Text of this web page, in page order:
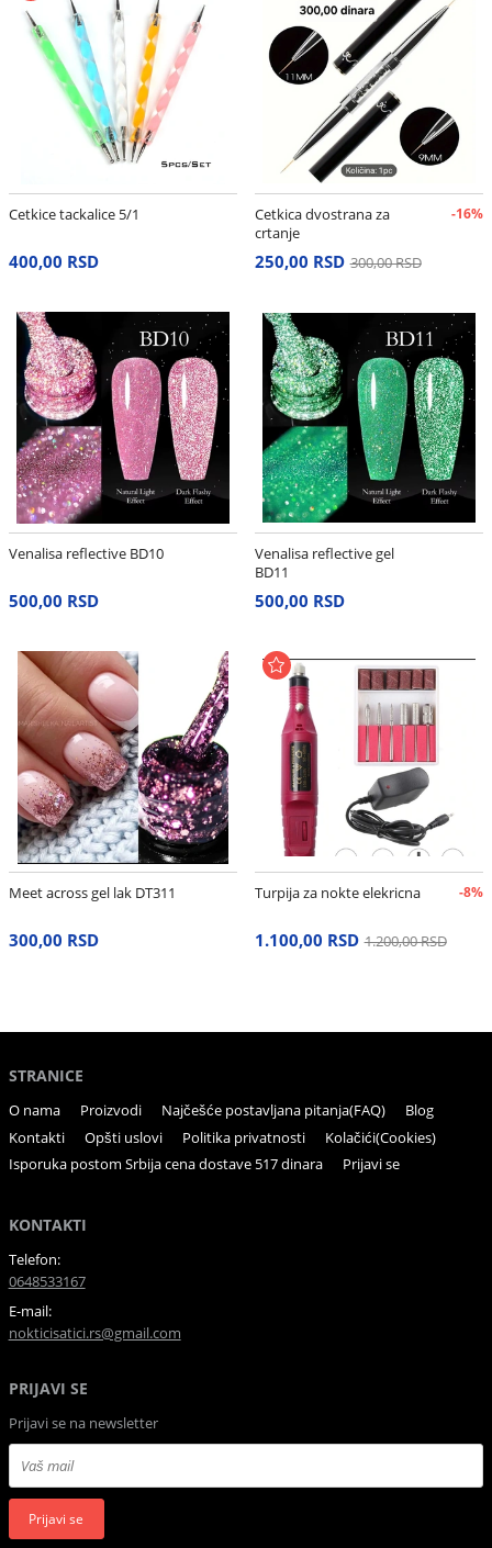
Cetkice tackalice 5/1
400,00 RSD
Cetkica dvostrana za
crtanje
-16%
250,00 RSD 300,00 RSD
Venalisa reflective BD10
500,00 RSD
Venalisa reflective gel
BD11
500,00 RSD
Meet across gel lak DT311
300,00 RSD
Turpija za nokte elekricna -8%
1.100,00 RSD 1.200,00 RSD
STRANICE
O nama Proizvodi Najčešće postavljana pitanja(FAQ)
Blog
Kontakti
Opšti uslovi Politika privatnosti
Kolačići(Cookies)
Isporuka postom Srbija cena dostave 517 dinara
Prijavi se
KONTAKTI
Telefon:
0648533167
E-mail:
nokticisatici.rs@gmail.com
PRIJAVI SE
Prijavi se na newsletter
Prijavi se